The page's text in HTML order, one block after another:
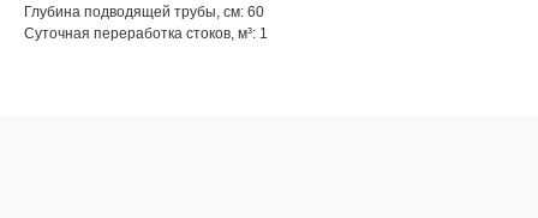
Глубина подводящей трубы, см: 60
Суточная переработка стоков, м³: 1